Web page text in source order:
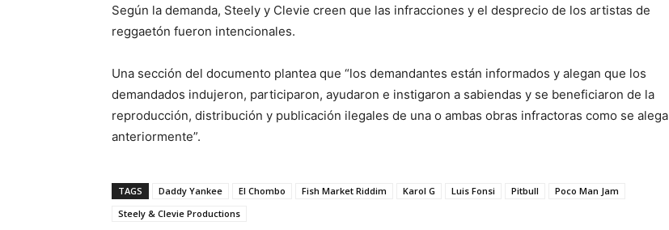
Según la demanda, Steely y Clevie creen que las infracciones y el desprecio de los artistas de
reggaetón fueron intencionales.
Una sección del documento plantea que “los demandantes están informados y alegan que los
demandados indujeron, participaron, ayudaron e instigaron a sabiendas y se beneficiaron de la
reproducción, distribución y publicación ilegales de una o ambas obras infractoras como se alega
anteriormente”.
TAGS Daddy Yankee El Chombo Fish Market Riddim Karol G Luis Fonsi Pitbull
Poco Man Jam
Steely & Clevie Productions